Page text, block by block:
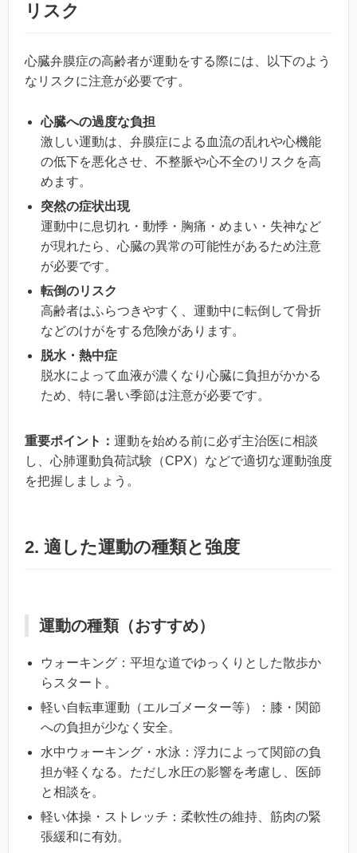
リスク
心臓弁膜症の高齢者が運動をする際には、以下のよう
なリスクに注意が必要です。
心臓への過度な負担
激しい運動は、弁膜症による血流の乱れや心機能
の低下を悪化させ、不整脈や心不全のリスクを高
めます。
突然の症状出現
運動中に息切れ・動悸・胸痛・めまい・失神など
が現れたら、心臓の異常の可能性があるため注意
が必要です。
転倒のリスク
高齢者はふらつきやすく、運動中に転倒して骨折
などのけがをする危険があります。
脱水・熱中症
脱水によって血液が濃くなり心臓に負担がかかる
ため、特に暑い季節は注意が必要です。
重要ポイント： 運動を始める前に必ず主治医に相談
し、心肺運動負荷試験（CPX）などで適切な運動強度
を把握しましょう。
2. 適した運動の種類と強度
運動の種類（おすすめ）
ウォーキング：平坦な道でゆっくりとした散歩か
らスタート。
軽い自転車運動（エルゴメーター等）：膝・関節
への負担が少なく安全。
水中ウォーキング・水泳：浮力によって関節の負
担が軽くなる。ただし水圧の影響を考慮し、医師
と相談を。
軽い体操・ストレッチ：柔軟性の維持、筋肉の緊
張緩和に有効。